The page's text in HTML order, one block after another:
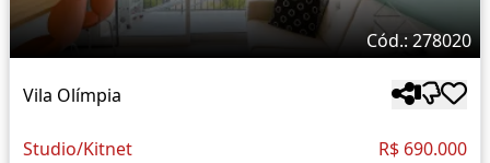
Cód.: 278020
Vila Olímpia
Studio/Kitnet R$ 690.000